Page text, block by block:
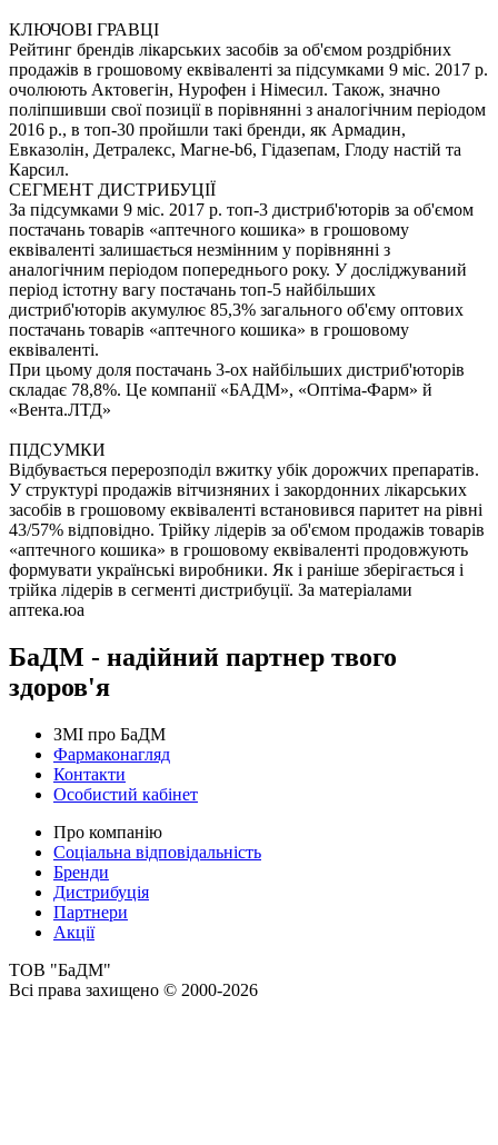
КЛЮЧОВІ ГРАВЦІ
Рейтинг брендів лікарських засобів за об'ємом роздрібних
продажів в грошовому еквіваленті за підсумками 9 міс. 2017 р.
очолюють Актовегін, Нурофен і Німесил. Також, значно
поліпшивши свої позиції в порівнянні з аналогічним періодом
2016 р., в топ-30 пройшли такі бренди, як Армадин,
Евказолін, Детралекс, Магне-b6, Гідазепам, Глоду настій та
Карсил.
СЕГМЕНТ ДИСТРИБУЦІЇ
За підсумками 9 міс. 2017 р. топ-3 дистриб'юторів за об'ємом
постачань товарів «аптечного кошика» в грошовому
еквіваленті залишається незмінним у порівнянні з
аналогічним періодом попереднього року. У досліджуваний
період істотну вагу постачань топ-5 найбільших
дистриб'юторів акумулює 85,3% загального об'єму оптових
постачань товарів «аптечного кошика» в грошовому
еквіваленті.
При цьому доля постачань 3-ох найбільших дистриб'юторів
складає 78,8%. Це компанії «БАДМ», «Оптіма-Фарм» й
«Вента.ЛТД»
ПІДСУМКИ
Відбувається перерозподіл вжитку убік дорожчих препаратів.
У структурі продажів вітчизняних і закордонних лікарських
засобів в грошовому еквіваленті встановився паритет на рівні
43/57% відповідно. Трійку лідерів за об'ємом продажів товарів
«аптечного кошика» в грошовому еквіваленті продовжують
формувати українські виробники. Як і раніше зберігається і
трійка лідерів в сегменті дистрибуції. За матеріалами
аптека.юа
БаДМ - надійний партнер твого
здоров'я
ЗМІ про БаДМ
Фармаконагляд
Контакти
Особистий кабінет
Про компанію
Соціальна відповідальність
Бренди
Дистрибуція
Партнери
Акції
ТОВ "БаДМ"
Всі права захищено © 2000-2026